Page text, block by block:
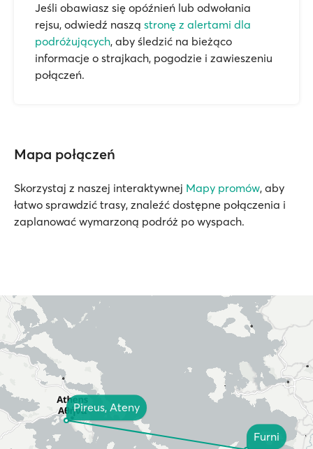
Jeśli obawiasz się opóźnień lub odwołania
rejsu, odwiedź naszą stronę z alertami dla
podróżujących, aby śledzić na bieżąco
informacje o strajkach, pogodzie i zawieszeniu
połączeń.
Mapa połączeń
Skorzystaj z naszej interaktywnej Mapy promów, aby
łatwo sprawdzić trasy, znaleźć dostępne połączenia i
zaplanować wymarzoną podróż po wyspach.
Pireus, Ateny
Furni